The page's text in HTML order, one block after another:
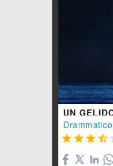
UN
Drammatico
   